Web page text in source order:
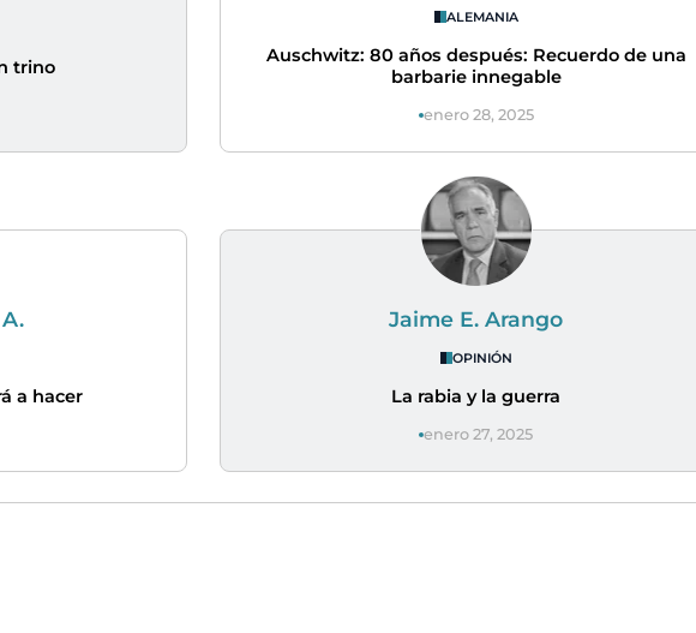
trino
ALEMANIA
Auschwitz: 80 años después: Recuerdo de una
barbarie innegable
enero 28, 2025
a hacer
Jaime E. Arango
OPINIÓN
La rabia y la guerra
enero 27, 2025